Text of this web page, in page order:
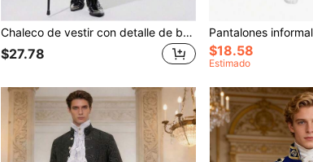
Chaleco de vestir con detalle de botones y jacquard para hombres
$27.78 $18.58
Estimado